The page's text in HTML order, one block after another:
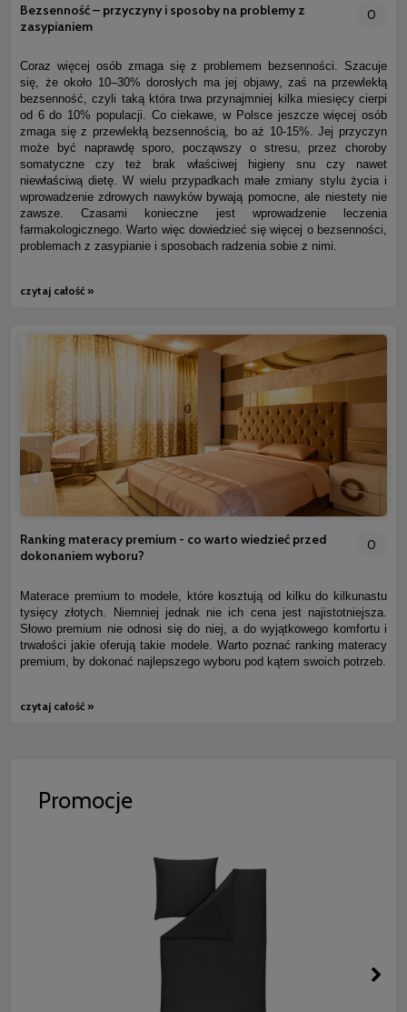
Bezsenność – przyczyny i sposoby na problemy z
zasypianiem
0
Coraz więcej osób zmaga się z problemem bezsenności. Szacuje
się, że około 10–30% dorosłych ma jej objawy, zaś na przewlekłą
bezsenność, czyli taką która trwa przynajmniej kilka miesięcy cierpi
od 6 do 10% populacji. Co ciekawe, w Polsce jeszcze więcej osób
zmaga się z przewlekłą bezsennością, bo aż 10-15%. Jej przyczyn
może być naprawdę sporo, począwszy o stresu, przez choroby
somatyczne czy też brak właściwej higieny snu czy nawet
niewłaściwą dietę. W wielu przypadkach małe zmiany stylu życia i
wprowadzenie zdrowych nawyków bywają pomocne, ale niestety nie
zawsze. Czasami konieczne jest wprowadzenie leczenia
farmakologicznego. Warto więc dowiedzieć się więcej o bezsenności,
problemach z zasypianie i sposobach radzenia sobie z nimi.
czytaj całość »
Ranking materacy premium - co warto wiedzieć przed
dokonaniem wyboru?
0
Materace premium to modele, które kosztują od kilku do kilkunastu
tysięcy złotych. Niemniej jednak nie ich cena jest najistotniejsza.
Słowo premium nie odnosi się do niej, a do wyjątkowego komfortu i
trwałości jakie oferują takie modele. Warto poznać ranking materacy
premium, by dokonać najlepszego wyboru pod kątem swoich potrzeb.
czytaj całość »
Promocje